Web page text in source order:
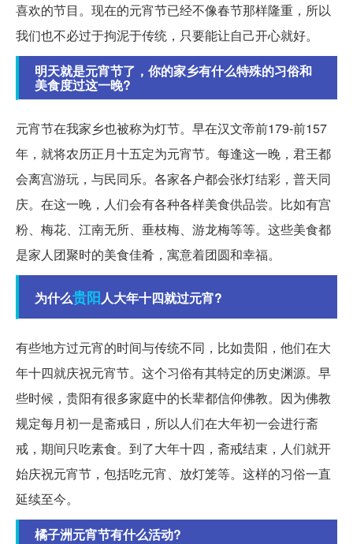
喜欢的节目。现在的元宵节已经不像春节那样隆重，所以
我们也不必过于拘泥于传统，只要能让自己开心就好。
明天就是元宵节了，你的家乡有什么特殊的习俗和
美食度过这一晚?
元宵节在我家乡也被称为灯节。早在汉文帝前179-前157
年，就将农历正月十五定为元宵节。每逢这一晚，君王都
会离宫游玩，与民同乐。各家各户都会张灯结彩，普天同
庆。在这一晚，人们会有各种各样美食供品尝。比如有宫
粉、梅花、江南无所、垂枝梅、游龙梅等等。这些美食都
是家人团聚时的美食佳肴，寓意着团圆和幸福。
为什么贵阳人大年十四就过元宵?
有些地方过元宵的时间与传统不同，比如贵阳，他们在大
年十四就庆祝元宵节。这个习俗有其特定的历史渊源。早
些时候，贵阳有很多家庭中的长辈都信仰佛教。因为佛教
规定每月初一是斋戒日，所以人们在大年初一会进行斋
戒，期间只吃素食。到了大年十四，斋戒结束，人们就开
始庆祝元宵节，包括吃元宵、放灯笼等。这样的习俗一直
延续至今。
橘子洲元宵节有什么活动?